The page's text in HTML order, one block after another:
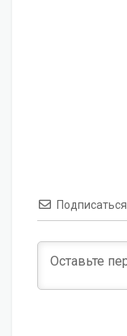
Подписаться